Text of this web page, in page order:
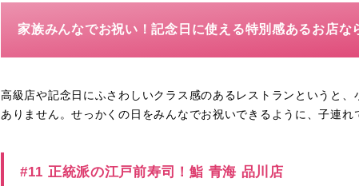
家族みんなでお祝い！記念日に使える特別感あるお店な
高級店や記念日にふさわしいクラス感のあるレストランというと、
ありません。せっかくの日をみんなでお祝いできるように、子連
#11 正統派の江戸前寿司！鮨 青海 品川店